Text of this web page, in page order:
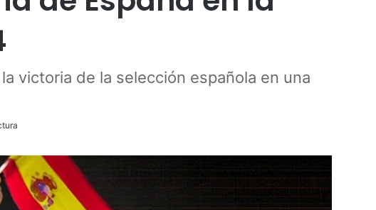
victoria de la selección española en una